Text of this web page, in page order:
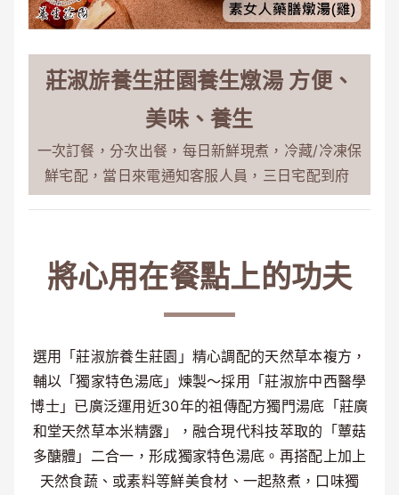
莊淑旂養生莊園養生燉湯 方便、
美味、養生
一次訂餐，分次出餐，每日新鮮現煮，冷藏/冷凍保
鮮宅配，當日來電通知客服人員，三日宅配到府
將心用在餐點上的功夫
選用「莊淑旂養生莊園」精心調配的天然草本複方，
輔以「獨家特色湯底」煉製～採用「莊淑旂中西醫學
博士」已廣泛運用近30年的祖傳配方獨門湯底「莊廣
和堂天然草本米精露」，融合現代科技萃取的「蕈菇
多醣體」二合一，形成獨家特色湯底。再搭配上加上
天然食蔬、或素料等鮮美食材、一起熬煮，口味獨